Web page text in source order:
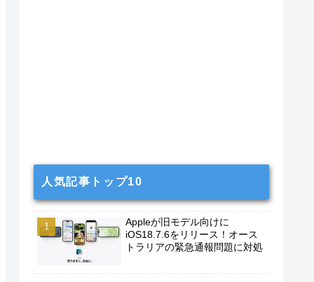
人気記事トップ10
Appleが旧モデル向けに
iOS18.7.6をリリース！オース
トラリアの緊急通報問題に対処